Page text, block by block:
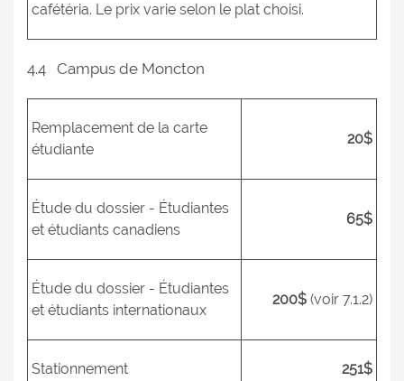
cafétéria. Le prix varie selon le plat choisi.
4.4 Campus de Moncton
Remplacement de la carte
étudiante
20$
Étude du dossier - Étudiantes
et étudiants canadiens
65$
Étude du dossier - Étudiantes
et étudiants internationaux
200$ (voir 7.1.2)
Stationnement 251$